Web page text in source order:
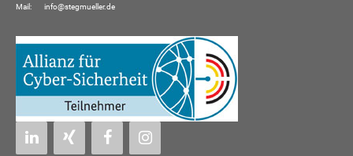
Mail:
info@stegmueller.de